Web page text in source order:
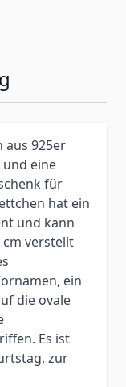
aus 925er
eine
für
hat ein
und kann
cm verstellt
ein
die ovale
Es ist
zur